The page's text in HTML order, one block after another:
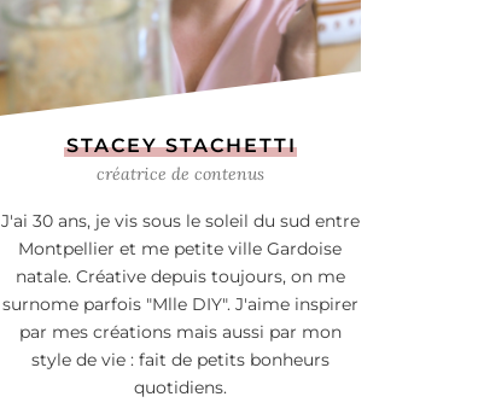
STACEY STACHETTI
créatrice de contenus
J'ai 30 ans, je vis sous le soleil du sud entre
Montpellier et me petite ville Gardoise
natale. Créative depuis toujours, on me
surnome parfois "Mlle DIY". J'aime inspirer
par mes créations mais aussi par mon
style de vie : fait de petits bonheurs
quotidiens.